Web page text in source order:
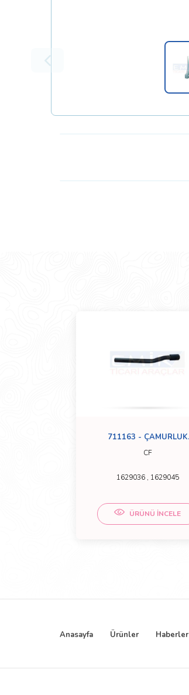
711163 - ÇAMURLUK
TUTUCU
CF
1629036 , 1629045
ÜRÜNÜ İNCELE
Anasayfa Ürünler Haberler